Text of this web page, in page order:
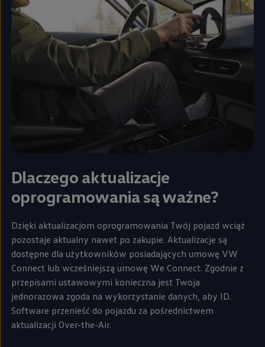
Dlaczego aktualizacje
oprogramowania są ważne?
Dzięki aktualizacjom oprogramowania Twój pojazd wciąż
pozostaje aktualny nawet po zakupie. Aktualizacje są
dostępne dla użytkowników posiadających umowę VW
Connect lub wcześniejszą umowę We Connect. Zgodnie z
przepisami ustawowymi konieczna jest Twoja
jednorazowa zgoda na wykorzystanie danych, aby ID.
Software przenieść do pojazdu za pośrednictwem
aktualizacji Over-the-Air.